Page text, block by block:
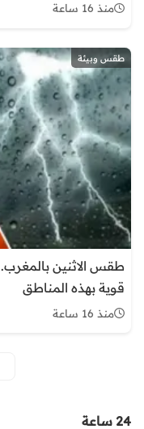
منذ 16 ساعة
طقس وبيئة
طقس الاثنين
قوية بهذه المناطق
منذ 16 ساعة
24 ساعة